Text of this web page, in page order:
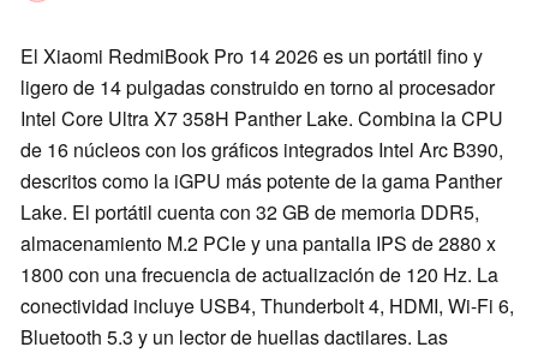
El Xiaomi RedmiBook Pro 14 2026 es un portátil fino y
ligero de 14 pulgadas construido en torno al procesador
Intel Core Ultra X7 358H Panther Lake. Combina la CPU
de 16 núcleos con los gráficos integrados Intel Arc B390,
descritos como la iGPU más potente de la gama Panther
Lake. El portátil cuenta con 32 GB de memoria DDR5,
almacenamiento M.2 PCIe y una pantalla IPS de 2880 x
1800 con una frecuencia de actualización de 120 Hz. La
conectividad incluye USB4, Thunderbolt 4, HDMI, Wi-Fi 6,
Bluetooth 5.3 y un lector de huellas dactilares. Las